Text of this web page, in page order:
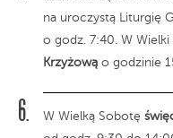
na uroczystą Liturgię
o godz. 7:40. W Wielki
Krzyżową o godzinie
W Wielką Sobotę